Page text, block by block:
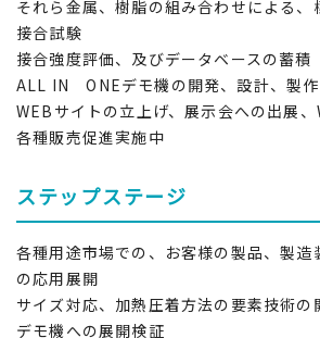
それら金属、樹脂の組み合わせによる、
接合試験
接合強度評価、及びデータベースの蓄積
ALL IN ONEデモ機の開発、設計、製
WEBサイトの立上げ、展示会への出展
各種販売促進実施中
ステップステージ
各種用途市場での、お客様の製品、製造
の応用展開
サイズ対応、加熱圧着方法の要素技術の
デモ機への展開検証